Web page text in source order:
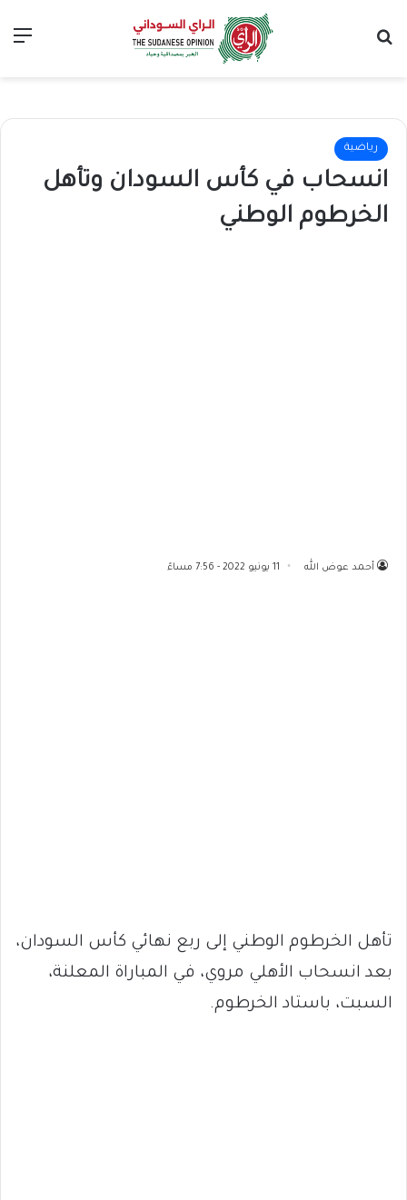
رياضية
انسحاب في كأس السودان وتأهل
الخرطوم الوطني
أحمد عوض الله 11 يونيو 2022 - 7:56 مساءً
تأهل الخرطوم الوطني إلى ربع نهائي كأس السودان،
بعد انسحاب الأهلي مروي، في المباراة المعلنة،
السبت، باستاد الخرطوم.